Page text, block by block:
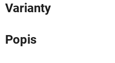
Varianty
Popis